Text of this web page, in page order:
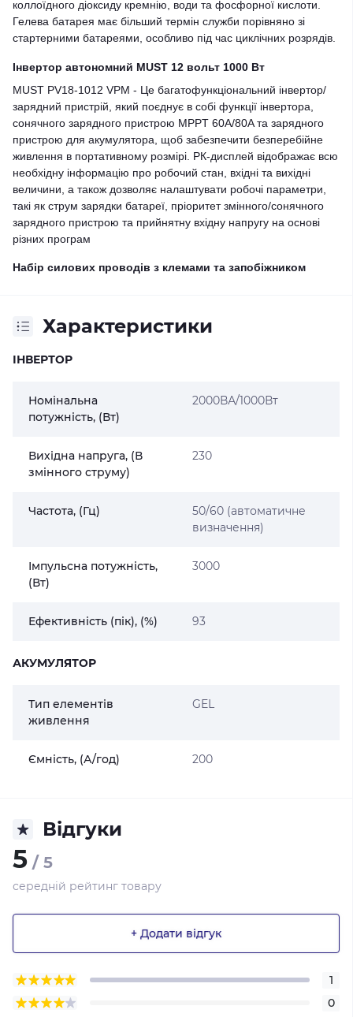
коллоїдного діоксиду кремнію, води та фосфорної кислоти.
Гелева батарея має більший термін служби порівняно зі
стартерними батареями, особливо під час циклічних розрядів.
Інвертор автономний MUST 12 вольт 1000 Вт
MUST PV18-1012 VPM - Це багатофункціональний інвертор/
зарядний пристрій, який поєднує в собі функції інвертора,
сонячного зарядного пристрою MPPT 60A/80A та зарядного
пристрою для акумулятора, щоб забезпечити безперебійне
живлення в портативному розмірі. РК-дисплей відображає всю
необхідну інформацію про робочий стан, вхідні та вихідні
величини, а також дозволяє налаштувати робочі параметри,
такі як струм зарядки батареї, пріоритет змінного/сонячного
зарядного пристрою та прийнятну вхідну напругу на основі
різних програм
Набір силових проводів з клемами та запобіжником
Характеристики
ІНВЕРТОР
Номінальна
потужність, (Вт)
2000ВА/1000Вт
Вихідна напруга, (В
змінного струму)
230
Частота, (Гц)
50/60 (автоматичне
визначення)
Імпульсна потужність,
(Вт)
3000
Ефективність (пік), (%) 93
АКУМУЛЯТОР
Тип елементів
живлення
GEL
Ємність, (А/год) 200
Відгуки
5 / 5
середній рейтинг товару
+ Додати відгук
1
0